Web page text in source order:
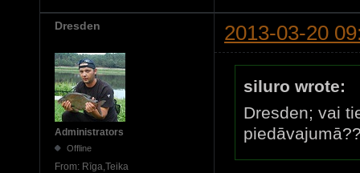
Dresden 2013-03-20
Administrators
Offline
From: Rīga,Teika
siluro wrote:
Dresden; vai